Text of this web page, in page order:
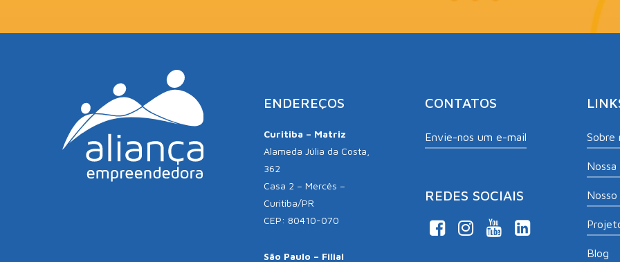
ENDEREÇOS
Curitiba – Matriz
Alameda Júlia da Costa,
362
Casa 2 – Mercês –
Curitiba/PR
CEP: 80410-070
São Paulo – Filial
CONTATOS
Envie-nos um e-mail
REDES SOCIAIS
Sobre
Blog